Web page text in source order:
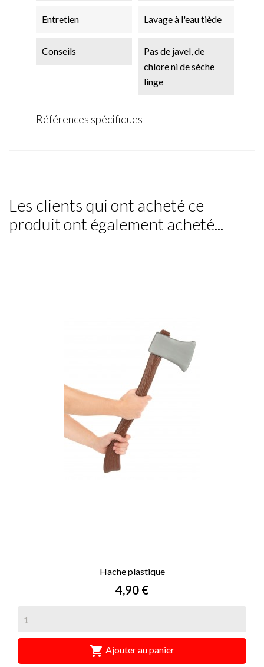
Entretien Lavage à l'eau tiède
Conseils
Pas de javel, de
chlore ni de sèche
linge
Références spécifiques
Les clients qui ont acheté ce
produit ont également acheté...
Hache plastique
Prix
4,90 €
 Ajouter au panier